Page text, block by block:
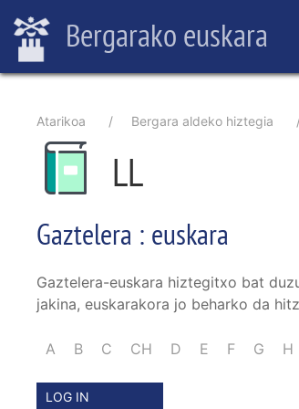
to
content
Bergarako euskara
Breadcrumb
Atarikoa Bergara aldeko hiztegia
LL
Gaztelera : euskara
Gaztelera-euskara hiztegitxo bat
jakina, euskarakora jo beharko da
A B C CH D E F G H
LOG IN